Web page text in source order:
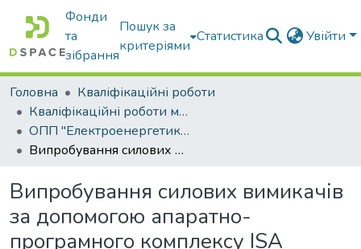
Фонди
та
зібрання
Пошук за
критеріями
Статистика Увійти
Головна
Кваліфікаційні роботи
Кваліфікаційні роботи магістрів
ОПП "Електроенергетика, електротехніка та електромеханіка"
Випробування силових вимикачів за допомогою апаратно-програмного комплексу ІSА CBА-1000
Випробування силових вимикачів
за допомогою апаратно-
програмного комплексу ІSА